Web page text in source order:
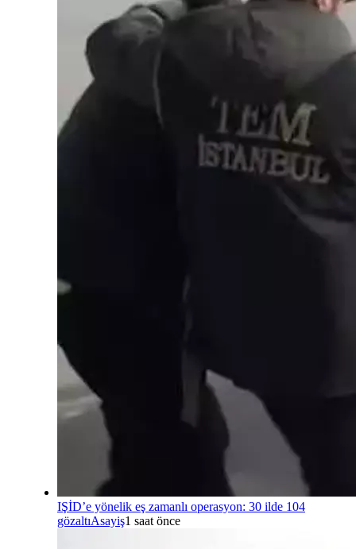
IŞİD’e yönelik eş zamanlı operasyon: 30 ilde 104
gözaltıAsayiş1 saat önce